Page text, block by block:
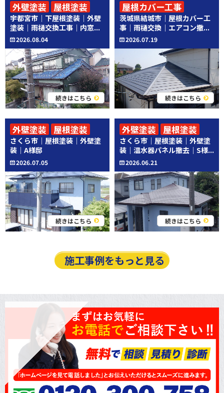
宇都宮市｜下屋根塗装｜外壁
塗装｜雨樋交換工事｜内窓...
2026.08.04
続きはこちら
外壁塗装
屋根塗装
その他工事
茨城県結城市｜屋根カバー工
事｜雨樋交換｜エアコン撤...
2026.07.19
続きはこちら
屋根カバー工事
その他工事
さくら市｜屋根塗装｜外壁塗
装｜A様邸
2026.07.05
続きはこちら
外壁塗装 屋根塗装
さくら市｜屋根塗装｜外壁塗
装｜温水器パネル撤去｜S様...
2026.06.21
続きはこちら
外壁塗装
屋根塗装
その他工事
施工事例をもっと見る